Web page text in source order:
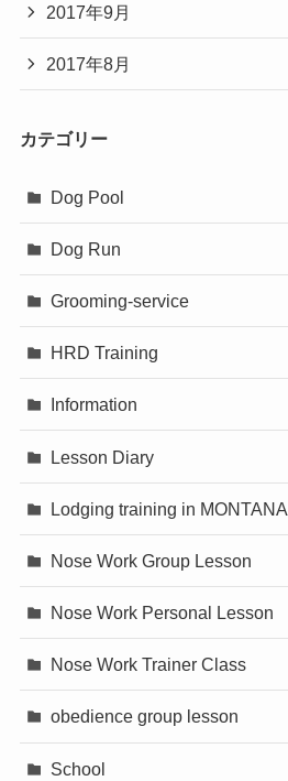
2017年9月
2017年8月
カテゴリー
Dog Pool
Dog Run
Grooming-service
HRD Training
Information
Lesson Diary
Lodging training in MONTANA
Nose Work Group Lesson
Nose Work Personal Lesson
Nose Work Trainer Class
obedience group lesson
School